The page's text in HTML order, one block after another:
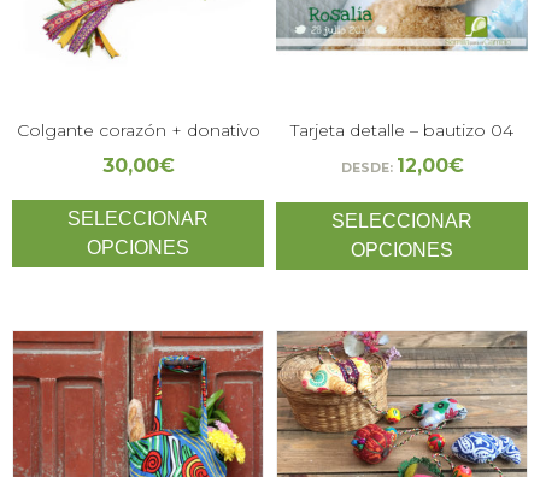
Colgante corazón + donativo
30,00€
SELECCIONAR
OPCIONES
Tarjeta detalle – bautizo 04
DESDE: 12,00€
SELECCIONAR
OPCIONES